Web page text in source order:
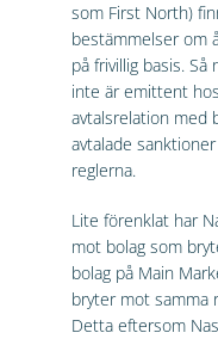
som First North)
bestämmelser om
på frivillig basis.
inte är emittent
avtalsrelation med
avtalade
reglerna.
Lite förenklat har
mot bolag som
bolag på Main
bryter mot samma
Detta eftersom